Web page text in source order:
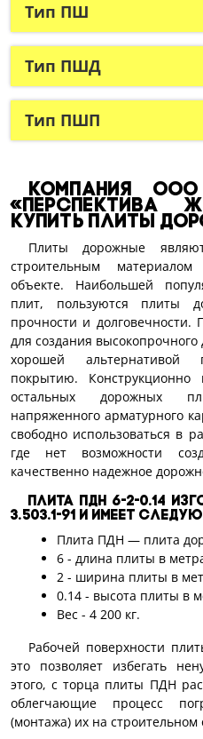
Тип ПШ
Тип ПШД
Тип ПШП
Компания
«Перспектива
купить плиты
Плиты дорожные
строительным
объекте. Наибольшей
плит, пользуются
прочности и
для создания
хорошей альтернативой
покрытию.
остальных дорожных
напряженного арматурного
свободно использоваться в
где нет возможности
качественно надежное
Плита ПДН 6-2-0.14
3.503.1-91 и имеет
Плита ПДН — плита
6 - длина плиты в
2 - ширина плиты в
0.14 - высота плиты в
Вес - 4 200 кг.
Рабочей поверхности
это позволяет избегать
этого, с торца плиты ПДН
облегчающие процесс
(монтажа) их на строительном